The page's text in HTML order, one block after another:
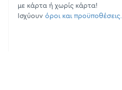
με κάρτα ή χωρίς κάρτα!
Ισχύουν όροι και προϋποθέσεις.